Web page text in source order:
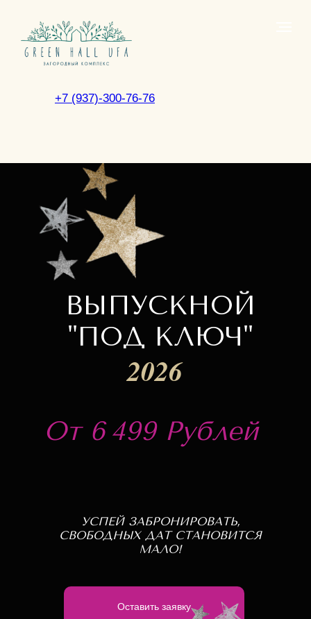
+7 (937)-300-76-76
Оставить заявку
2026
От 6 499 Рублей
УСПЕЙ ЗАБРОНИРОВАТЬ,
СВОБОДНЫХ ДАТ СТАНОВИТСЯ
МАЛО!
ВЫПУСКНОЙ
"ПОД КЛЮЧ"